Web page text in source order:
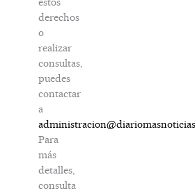
derechos
o
realizar
consultas,
puedes
contactar
a
Para
más
detalles,
consulta